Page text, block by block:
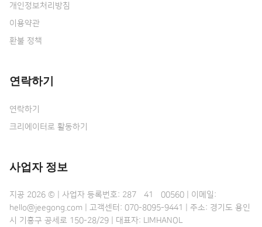
개인정보처리방침
이용약관
환불 정책
연락하기
연락하기
크리에이터로 활동하기
사업자 정보
지공 2026 © | 사업자 등록번호: 287•41•00560 | 이메일:
hello@jeegong.com | 고객센터: 070-8095-9441 | 주소: 경기도 용인
시 기흥구 공세로 150-28/29 | 대표자: LIMHANOL